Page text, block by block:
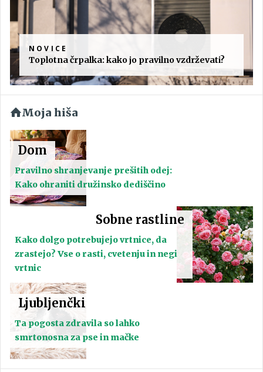
NOVICE
Toplotna črpalka: kako jo pravilno vzdrževati?
Moja hiša
Dom
Pravilno shranjevanje prešitih odej:
Kako ohraniti družinsko dediščino
Sobne rastline
Kako dolgo potrebujejo vrtnice, da
zrastejo? Vse o rasti, cvetenju in negi
vrtnic
Ljubljenčki
Ta pogosta zdravila so lahko
smrtonosna za pse in mačke